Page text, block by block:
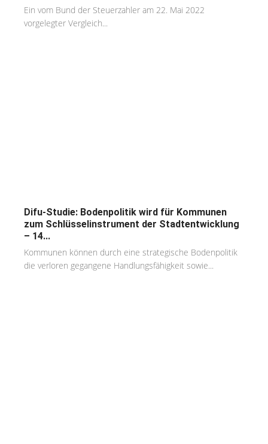
Ein vom Bund der Steuerzahler am 22. Mai 2022
vorgelegter Vergleich...
Difu-Studie: Bodenpolitik wird für Kommunen
zum Schlüsselinstrument der Stadtentwicklung
– 14...
Kommunen können durch eine strategische Bodenpolitik
die verloren gegangene Handlungsfähigkeit sowie...